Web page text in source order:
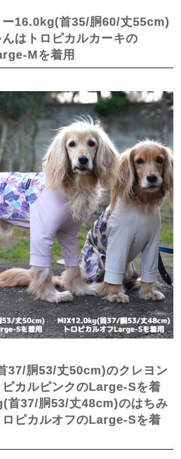
ー16.0kg(首35/胴60/丈55cm)
はトロピカルカーキの
Mを着用
37/胴53/丈50cm)のクレヨン
ピカルピンクのLarge-Sを着
首37/胴53/丈48cm)のはちみ
ピカルオフのLarge-Sを着